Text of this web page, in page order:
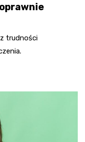
z trudności